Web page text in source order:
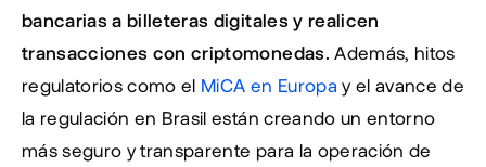
bancarias a billeteras digitales y realicen
transacciones con criptomonedas. Además, hitos
regulatorios como el MiCA en Europa y el avance de
la regulación en Brasil están creando un entorno
más seguro y transparente para la operación de